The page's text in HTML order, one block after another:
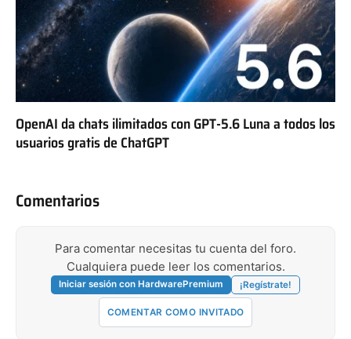
OpenAI da chats ilimitados con GPT-5.6 Luna a todos los
usuarios gratis de ChatGPT
Comentarios
Para comentar necesitas tu cuenta del foro.
Cualquiera puede leer los comentarios.
Iniciar sesión con HardwarePremium ¡Regístrate!
COMENTAR COMO INVITADO